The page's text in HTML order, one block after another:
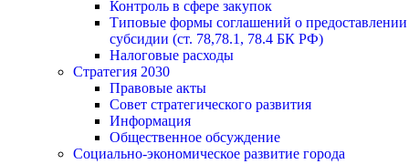
Контроль в сфере закупок
Типовые формы соглашений о предоставлении
субсидии (ст. 78,78.1, 78.4 БК РФ)
Налоговые расходы
Стратегия 2030
Правовые акты
Совет стратегического развития
Информация
Общественное обсуждение
Социально-экономическое развитие города